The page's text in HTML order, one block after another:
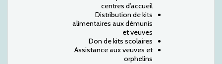
centres d’accueil
Distribution de kits
alimentaires aux démunis
et veuves
Don de kits scolaires
Assistance aux veuves et
orphelins